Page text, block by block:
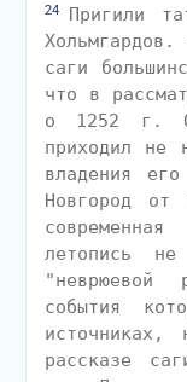
24
Пригили
саги
что в
о 1252 г.
приходил не
владения
Новгород
летопись
"неврюевой
события
источниках,
рассказе